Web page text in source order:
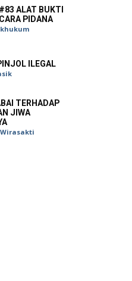
ALAT BUKTI
PIDANA
ILEGAL
TERHADAP
JIWA